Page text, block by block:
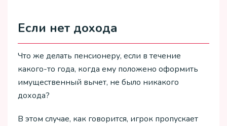
Если нет дохода
Что же делать пенсионеру, если в течение
какого-то года, когда ему положено оформить
имущественный вычет, не было никакого
дохода?
В этом случае, как говорится, игрок пропускает